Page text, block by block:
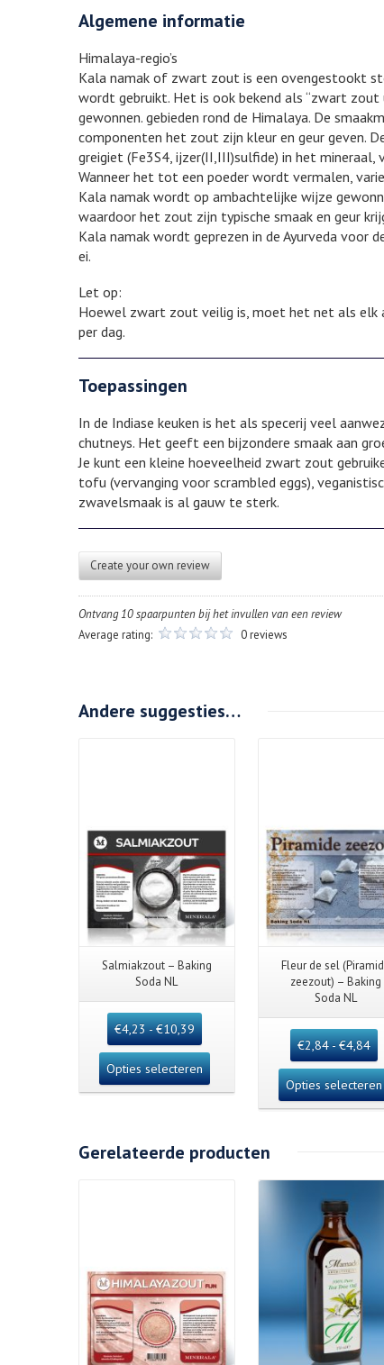
Algemene informatie
Himalaya-regio’s
Kala namak of zwart zout is een ovengestookt
wordt gebruikt. Het is ook bekend als “zwart
gewonnen. gebieden rond de Himalaya. De
componenten het zout zijn kleur en geur geven.
greigiet (Fe3S4, ijzer(II,III)sulfide) in het
Wanneer het tot een poeder wordt vermalen,
Kala namak wordt op ambachtelijke wijze
waardoor het zout zijn typische smaak en geur
Kala namak wordt geprezen in de Ayurveda voor
ei.
Let op:
Hoewel zwart zout veilig is, moet het net als elk
per dag.
Toepassingen
In de Indiase keuken is het als specerij veel
chutneys. Het geeft een bijzondere smaak aan
Je kunt een kleine hoeveelheid zwart zout
tofu (vervanging voor scrambled eggs),
zwavelsmaak is al gauw te sterk.
Create your own review
Ontvang 10 spaarpunten bij het invullen van een review
Average rating:
0 reviews
Andere suggesties…
Salmiakzout – Baking
Soda NL
€4,23- €10,39
Opties selecteren
Fleur de sel
zeezout) – Baking
Soda NL
€2,84- €4,84
Opties selecteren
Gerelateerde producten
Details